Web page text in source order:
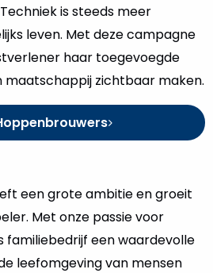
is steeds meer
leven. Met deze campagne
haar toegevoegde
maatschappij zichtbaar maken.
een grote ambitie en groeit
Met onze passie voor
familiebedrijf ​een waardevolle
leefomgeving van mensen